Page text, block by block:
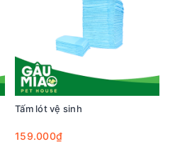
Tấm lót vệ sinh
159.000₫